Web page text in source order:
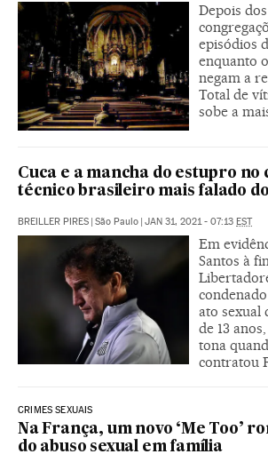
Depois
episódios
enquanto
negam a
Total de
sobe a
Cuca e a mancha do estupro
técnico brasileiro mais falado
BREILLER PIRES | São Paulo | JAN 31, 2021 - 07:13 EST
Em
Santos à
ato sexual
de 13
tona
contratou
CRIMES SEXUAIS
Na França, um novo ‘Me Too’
do abuso sexual em família